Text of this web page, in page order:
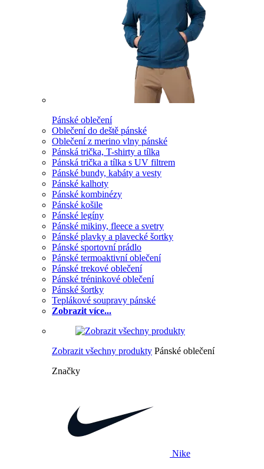
Pánské oblečení
Oblečení do deště pánské
Oblečení z merino vlny pánské
Pánská trička, T-shirty a tílka
Pánská trička a tílka s UV filtrem
Pánské bundy, kabáty a vesty
Pánské kalhoty
Pánské kombinézy
Pánské košile
Pánské legíny
Pánské mikiny, fleece a svetry
Pánské plavky a plavecké šortky
Pánské sportovní prádlo
Pánské termoaktivní oblečení
Pánské trekové oblečení
Pánské tréninkové oblečení
Pánské šortky
Teplákové soupravy pánské
Zobrazit více...
Zobrazit všechny produkty Pánské oblečení
Značky
Nike